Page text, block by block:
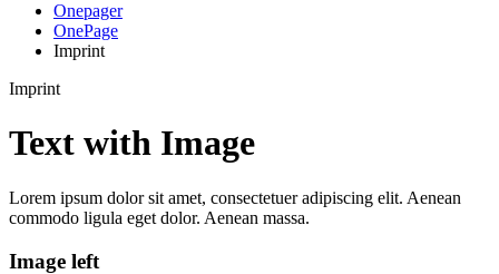
Onepager
OnePage
Imprint
Imprint
Text with Image
Lorem ipsum dolor sit amet, consectetuer adipiscing elit. Aenean
commodo ligula eget dolor. Aenean massa.
Image left